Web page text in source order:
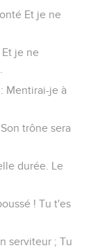
Et je ne
je ne
Mentirai-je à
trône sera
durée. Le
! Tu t'es
serviteur ; Tu